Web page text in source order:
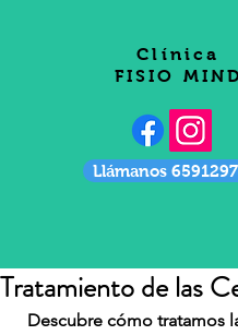
Llámanos
Clínica
FISIO MIND
Tratamiento de las
Descubre cómo tratamos